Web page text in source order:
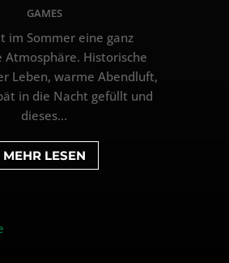
GAMES
im Sommer eine ganz
Atmosphäre. Historische
Leben, warme Abendluft,
in die Nacht gefüllt und
dieses...
MEHR LESEN